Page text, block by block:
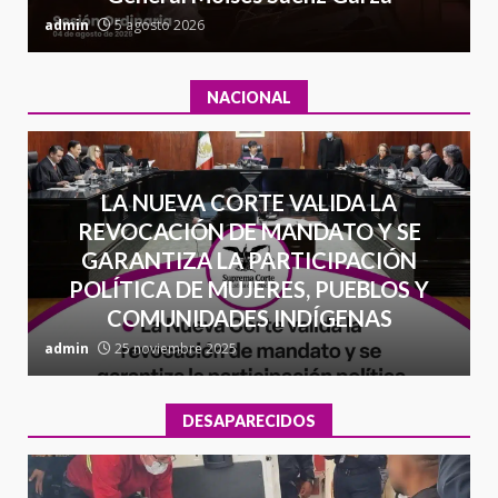
admin 5 agosto 2026
NACIONAL
LA NUEVA CORTE VALIDA LA
REVOCACIÓN DE MANDATO Y SE
GARANTIZA LA PARTICIPACIÓN
POLÍTICA DE MUJERES, PUEBLOS Y
COMUNIDADES INDÍGENAS
admin 25 noviembre 2025
DESAPARECIDOS